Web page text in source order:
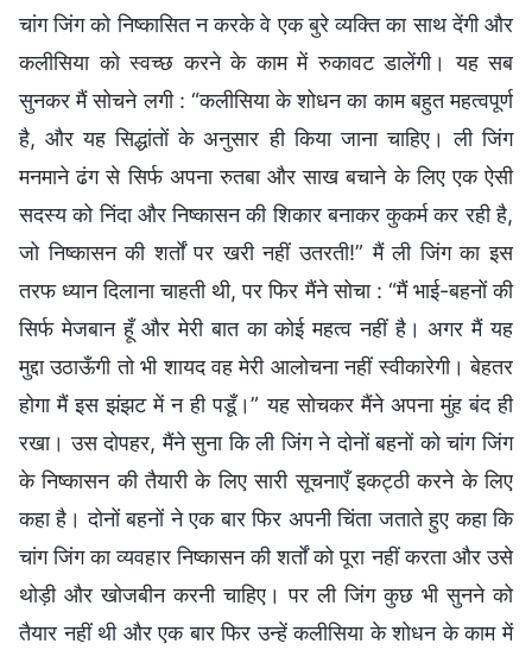
चांग जिंग को निष्कासित न करके वे एक बुरे व्यक्ति का साथ देंगी और
कलीसिया को स्वच्छ करने के काम में रुकावट डालेंगी। यह सब
सुनकर मैं सोचने लगी : “कलीसिया के शोधन का काम बहुत महत्वपूर्ण
है, और यह सिद्धांतों के अनुसार ही किया जाना चाहिए। ली जिंग
मनमाने ढंग से सिर्फ अपना रुतबा और साख बचाने के लिए एक ऐसी
सदस्य को निंदा और निष्कासन की शिकार बनाकर कुकर्म कर रही है,
जो निष्कासन की शर्तों पर खरी नहीं उतरती!” मैं ली जिंग का इस
तरफ ध्यान दिलाना चाहती थी, पर फिर मैंने सोचा : “मैं भाई-बहनों की
सिर्फ मेजबान हूँ और मेरी बात का कोई महत्व नहीं है। अगर मैं यह
मुद्दा उठाऊँगी तो भी शायद वह मेरी आलोचना नहीं स्वीकारेगी। बेहतर
होगा मैं इस झंझट में न ही पडूँ।” यह सोचकर मैंने अपना मुंह बंद ही
रखा। उस दोपहर, मैंने सुना कि ली जिंग ने दोनों बहनों को चांग जिंग
के निष्कासन की तैयारी के लिए सारी सूचनाएँ इकट्ठी करने के लिए
कहा है। दोनों बहनों ने एक बार फिर अपनी चिंता जताते हुए कहा कि
चांग जिंग का व्यवहार निष्कासन की शर्तों को पूरा नहीं करता और उसे
थोड़ी और खोजबीन करनी चाहिए। पर ली जिंग कुछ भी सुनने को
तैयार नहीं थी और एक बार फिर उन्हें कलीसिया के शोधन के काम में